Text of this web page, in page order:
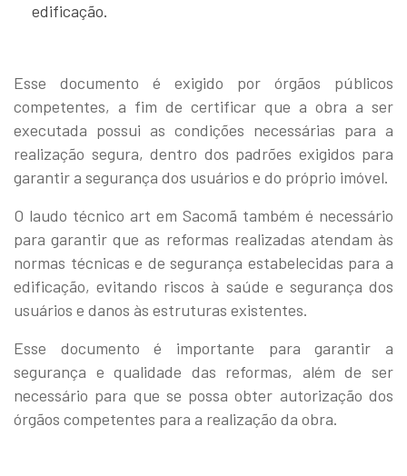
edificação.
Esse documento é exigido por órgãos públicos
competentes, a fim de certificar que a obra a ser
executada possui as condições necessárias para a
realização segura, dentro dos padrões exigidos para
garantir a segurança dos usuários e do próprio imóvel.
O laudo técnico art em Sacomã também é necessário
para garantir que as reformas realizadas atendam às
normas técnicas e de segurança estabelecidas para a
edificação, evitando riscos à saúde e segurança dos
usuários e danos às estruturas existentes.
Esse documento é importante para garantir a
segurança e qualidade das reformas, além de ser
necessário para que se possa obter autorização dos
órgãos competentes para a realização da obra.